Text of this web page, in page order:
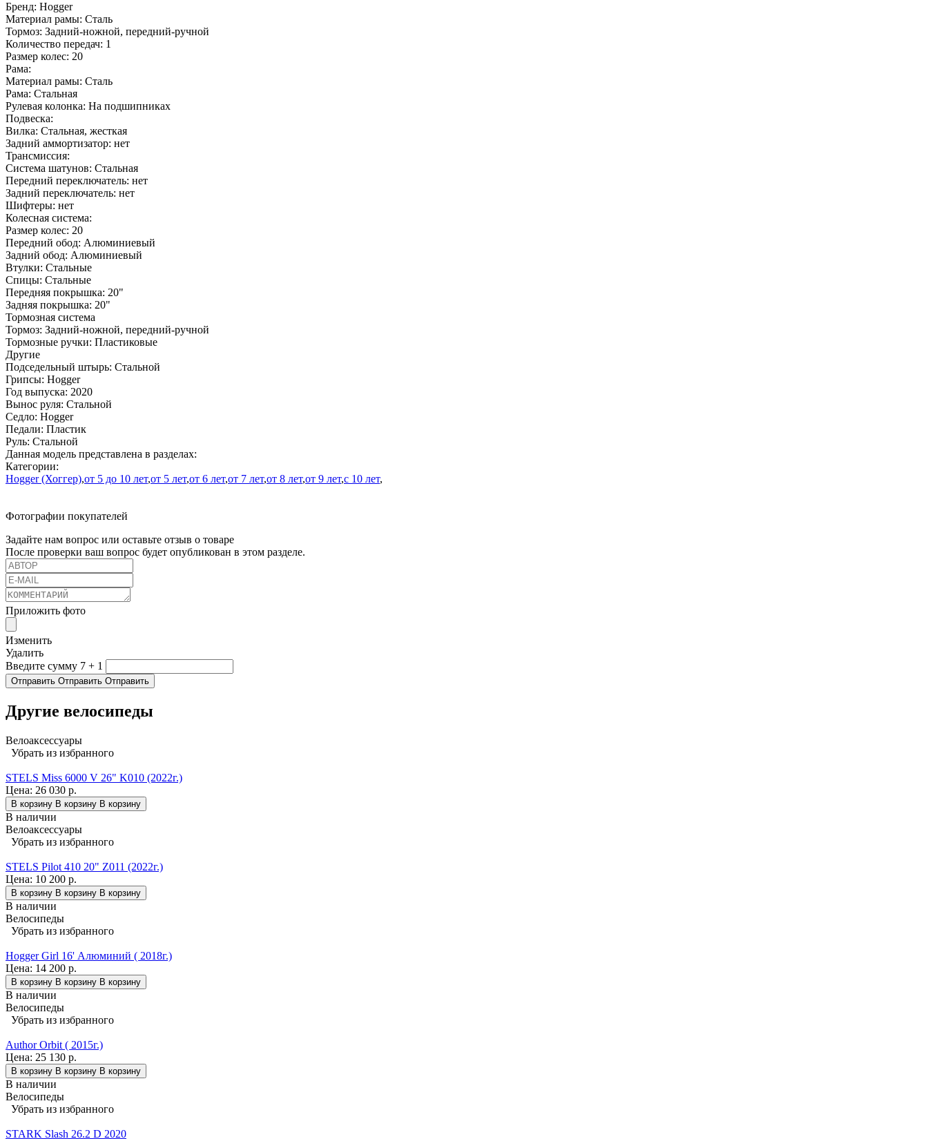
Бренд: Hogger
Материал рамы: Сталь
Тормоз: Задний-ножной, передний-ручной
Количество передач: 1
Размер колес: 20
Рама:
Материал рамы: Сталь
Рама: Стальная
Рулевая колонка: На подшипниках
Подвеска:
Вилка: Стальная, жесткая
Задний аммортизатор: нет
Трансмиссия:
Система шатунов: Стальная
Передний переключатель: нет
Задний переключатель: нет
Шифтеры: нет
Колесная система:
Размер колес: 20
Передний обод: Алюминиевый
Задний обод: Алюминиевый
Втулки: Стальные
Спицы: Стальные
Передняя покрышка: 20"
Задняя покрышка: 20"
Тормозная система
Тормоз: Задний-ножной, передний-ручной
Тормозные ручки: Пластиковые
Другие
Подседельный штырь: Cтальной
Грипсы: Hogger
Год выпуска: 2020
Вынос руля: Стальной
Седло: Hogger
Педали: Пластик
Руль: Стальной
Данная модель представлена в разделах:
Категории:
Hogger (Хоггер),от 5 до 10 лет,от 5 лет,от 6 лет,от 7 лет,от 8 лет,от 9 лет,с 10 лет,
Фотографии покупателей
Задайте нам вопрос или оставьте отзыв о товаре
После проверки ваш вопрос будет опубликован в этом разделе.
Приложить фото
Изменить
Удалить
Введите сумму 7 + 1
Отправить Отправить Отправить
Другие велосипеды
Велоаксессуары
Убрать из избранного
STELS Miss 6000 V 26" K010 (2022г.)
Цена: 26 030 р.
В корзину В корзину В корзину
В наличии
Велоаксессуары
Убрать из избранного
STELS Pilot 410 20" Z011 (2022г.)
Цена: 10 200 р.
В корзину В корзину В корзину
В наличии
Велосипеды
Убрать из избранного
Hogger Girl 16' Алюминий ( 2018г.)
Цена: 14 200 р.
В корзину В корзину В корзину
В наличии
Велосипеды
Убрать из избранного
Author Orbit ( 2015г.)
Цена: 25 130 р.
В корзину В корзину В корзину
В наличии
Велосипеды
Убрать из избранного
STARK Slash 26.2 D 2020